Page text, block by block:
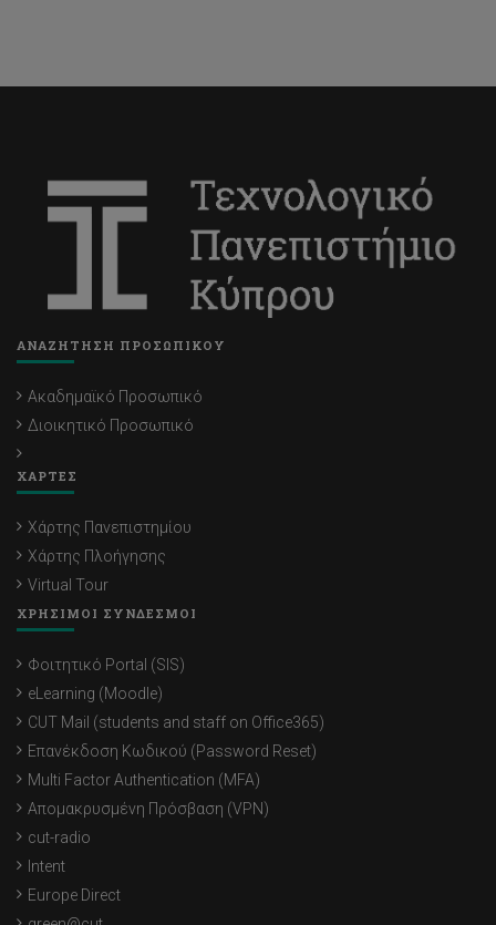
ΑΝΑΖΗΤΗΣΗ ΠΡΟΣΩΠΙΚΟΥ
Ακαδημαϊκό Προσωπικό
Διοικητικό Προσωπικό
ΧΑΡΤΕΣ
Χάρτης Πανεπιστημίου
Χάρτης Πλοήγησης
Virtual Tour
ΧΡΗΣΙΜΟΙ ΣΥΝΔΕΣΜΟΙ
Φοιτητικό Portal (SIS)
eLearning (Moodle)
CUT Mail (students and staff on Office365)
Επανέκδοση Κωδικού (Password Reset)
Multi Factor Authentication (MFA)
Απομακρυσμένη Πρόσβαση (VPN)
cut-radio
Intent
Europe Direct